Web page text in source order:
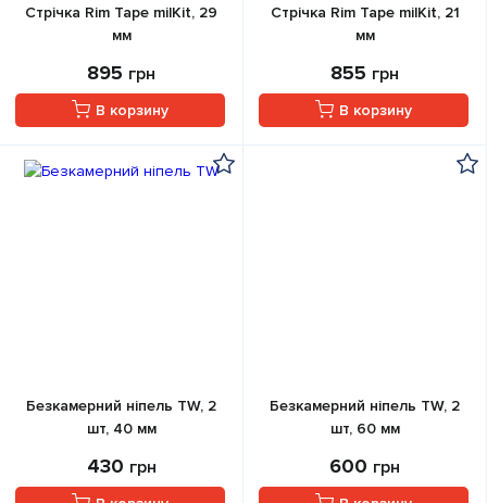
Стрічка Rim Tape milKit, 29
мм
895 грн
В корзину
Стрічка Rim Tape milKit, 21
мм
855 грн
В корзину
Безкамерний ніпель TW, 2
шт, 40 мм
430 грн
Безкамерний ніпель TW, 2
шт, 60 мм
600 грн